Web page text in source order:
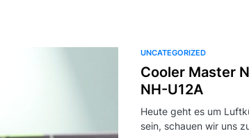
UNCATEGORIZED
Cooler Master
NH-U12A
Heute geht es um
sein, schauen wir uns